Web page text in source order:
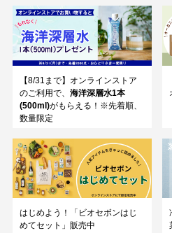
【8/31まで】オンラインストア
のご利用で、 海洋深層水1本
(500ml)がもらえる！※先着順、
数量限定
はじめよう！「ビオセボンはじ
めてセット」販売中